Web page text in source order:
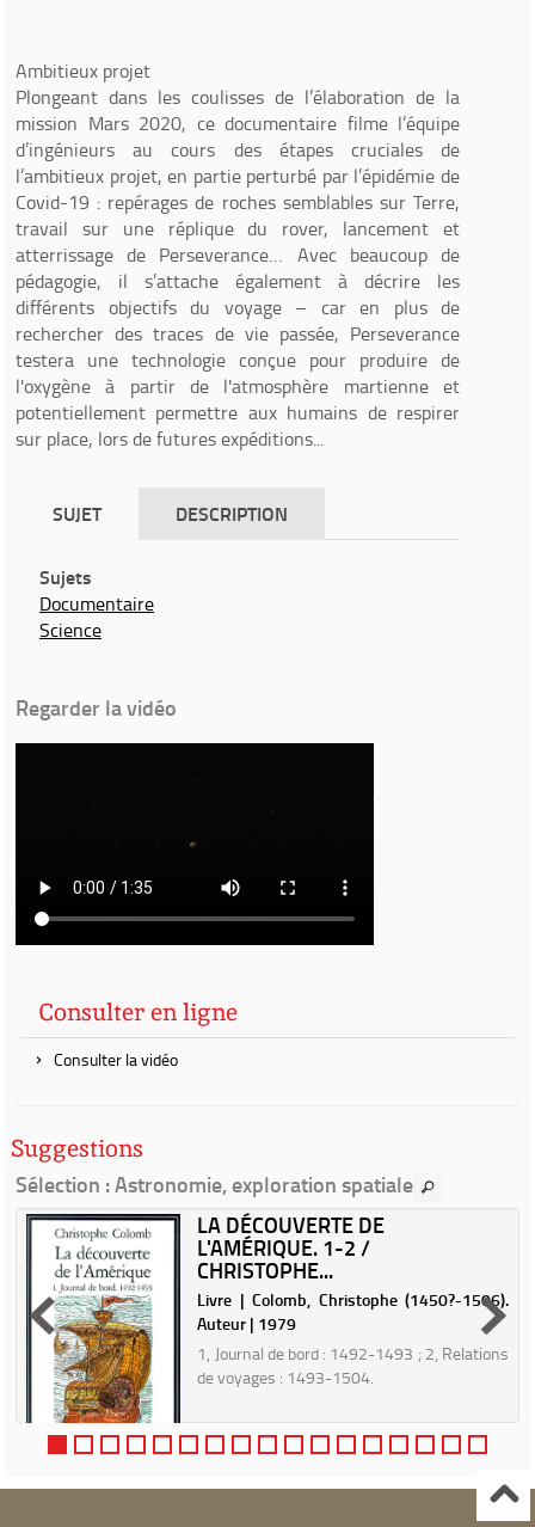
Ambitieux projet
Plongeant dans les coulisses de l’élaboration de la
mission Mars 2020, ce documentaire filme l’équipe
d’ingénieurs au cours des étapes cruciales de
l’ambitieux projet, en partie perturbé par l’épidémie de
Covid-19 : repérages de roches semblables sur Terre,
travail sur une réplique du rover, lancement et
atterrissage de Perseverance… Avec beaucoup de
pédagogie, il s’attache également à décrire les
différents objectifs du voyage – car en plus de
rechercher des traces de vie passée, Perseverance
testera une technologie conçue pour produire de
l'oxygène à partir de l'atmosphère martienne et
potentiellement permettre aux humains de respirer
sur place, lors de futures expéditions...
SUJET DESCRIPTION
Sujets
Documentaire
Science
Regarder la vidéo
Consulter en ligne
Consulter la vidéo
Suggestions
Sélection : Astronomie, exploration spatiale
LA DÉCOUVERTE DE
L'AMÉRIQUE. 1-2 /
CHRISTOPHE...
Livre | Colomb, Christophe (1450?-1506).
Auteur | 1979
1, Journal de bord : 1492-1493 ; 2, Relations
de voyages : 1493-1504.